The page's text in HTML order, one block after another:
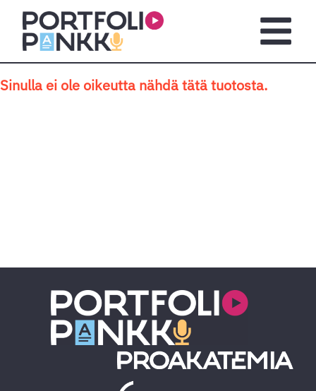
Siirry sisältöön
Sinulla ei ole oikeutta nähdä tätä tuotosta.